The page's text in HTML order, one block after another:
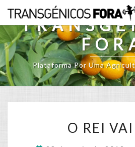
Skip
content
Plataforma Por Uma
REI
O REI